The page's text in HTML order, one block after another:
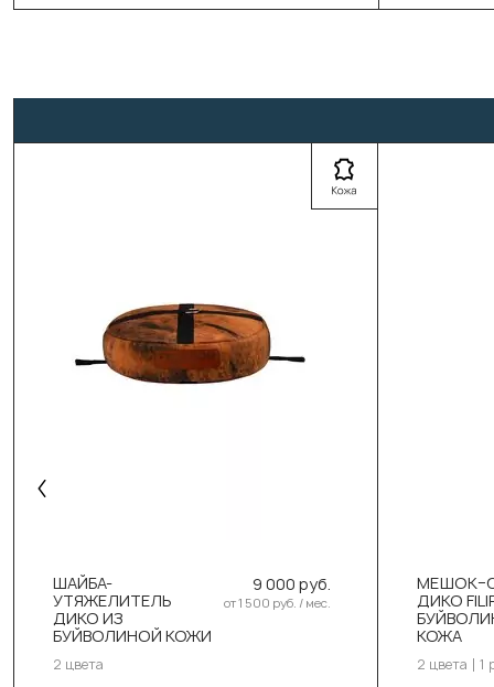
ШАЙБА-
УТЯЖЕЛИТЕЛЬ
ДИКО ИЗ
БУЙВОЛИНОЙ КОЖИ
9 000 руб.
от 1 500 руб. / мес.
2 цвета
Выберите цвет:
DIKO черн. оранж
ДИКО
КОЖА
2 цвета 1